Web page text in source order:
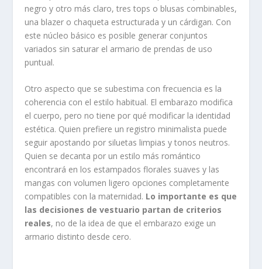
negro y otro más claro, tres tops o blusas combinables,
una blazer o chaqueta estructurada y un cárdigan. Con
este núcleo básico es posible generar conjuntos
variados sin saturar el armario de prendas de uso
puntual.
Otro aspecto que se subestima con frecuencia es la
coherencia con el estilo habitual. El embarazo modifica
el cuerpo, pero no tiene por qué modificar la identidad
estética. Quien prefiere un registro minimalista puede
seguir apostando por siluetas limpias y tonos neutros.
Quien se decanta por un estilo más romántico
encontrará en los estampados florales suaves y las
mangas con volumen ligero opciones completamente
compatibles con la maternidad. Lo importante es que
las decisiones de vestuario partan de criterios
reales, no de la idea de que el embarazo exige un
armario distinto desde cero.